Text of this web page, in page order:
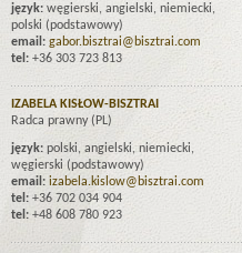
język: węgierski, angielski, niemiecki,
polski (podstawowy)
email: gabor.bisztrai@bisztrai.com
tel: +36 303 723 813
IZABELA KISŁOW-BISZTRAI
Radca prawny (PL)
język: polski, angielski, niemiecki,
węgierski (podstawowy)
email: izabela.kislow@bisztrai.com
tel: +36 702 034 904
tel: +48 608 780 923